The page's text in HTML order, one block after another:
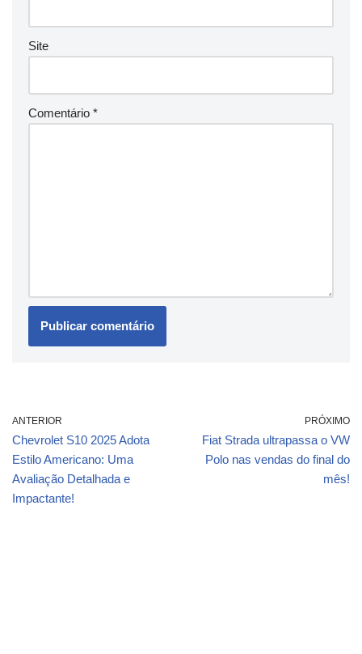
Site
Comentário *
ANTERIOR
Chevrolet S10 2025 Adota
Estilo Americano: Uma
Avaliação Detalhada e
Impactante!
PRÓXIMO
Fiat Strada ultrapassa o VW
Polo nas vendas do final do
mês!